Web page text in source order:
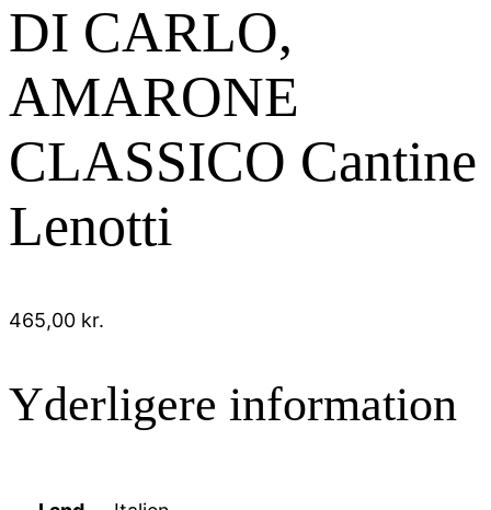
DI CARLO,
AMARONE
CLASSICO Cantine
Lenotti
465,00 kr.
Yderligere information